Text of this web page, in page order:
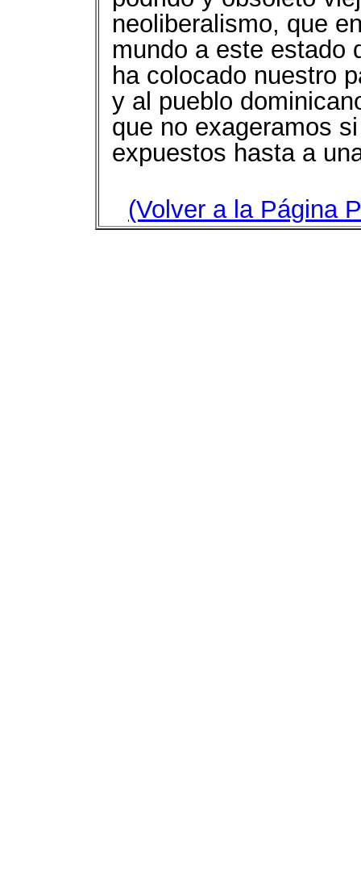
neoliberalismo, que
mundo a este estado
ha colocado nuestro
y al pueblo
que no exageramos
expuestos hasta a
(Volver a la Página